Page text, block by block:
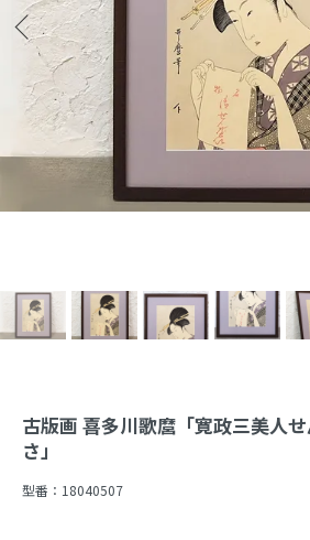
古版画 喜多川歌麿「寛政三美人
さ」
型番： 18040507